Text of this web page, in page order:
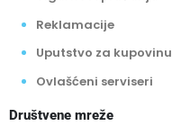
Reklamacije
Uputstvo za kupovinu
Ovlašćeni serviseri
Društvene mreže